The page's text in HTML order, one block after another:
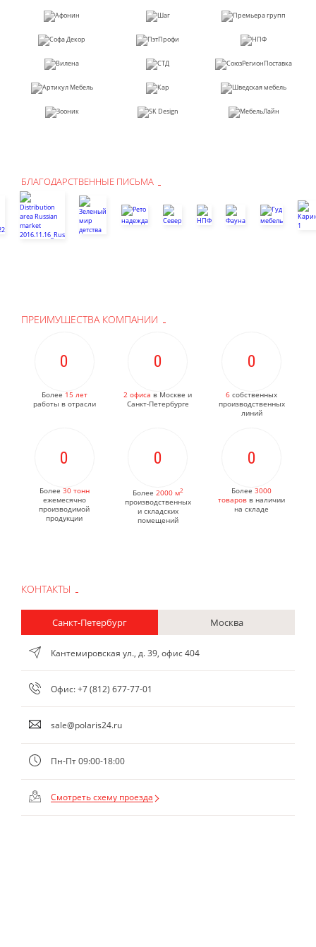
БЛАГОДАРСТВЕННЫЕ ПИСЬМА
ПРЕИМУЩЕСТВА КОМПАНИИ
0
Более 15 лет
работы в отрасли
0
2 офиса в Москве и
Санкт-Петербурге
0
6 собственных
производственных
линий
0
Более 30 тонн
ежемесячно
производимой
продукции
0
Более 2000 м2
производственных
и складских
помещений
0
Более3000
товаров в наличии
на складе
КОНТАКТЫ
Санкт-Петербург Москва
Кантемировская ул., д. 39, офис 404
Офис:+7 (812) 677-77-01
sale@polaris24.ru
Пн-Пт 09:00-18:00
Смотреть схему проезда